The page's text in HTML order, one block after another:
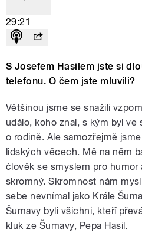
29:21
S Josefem Hasilem jste si
telefonu. O čem jste mluvili?
Většinou jsme se snažili
událo, koho znal, s kým byl
o rodině. Ale samozřejmě
lidských věcech. Mě na něm
člověk se smyslem pro
skromný. Skromnost nám
sebe nevnímal jako Krále
Šumavy byli všichni, kteří
kluk ze Šumavy, Pepa Hasil.